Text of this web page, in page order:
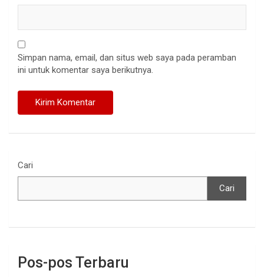
Simpan nama, email, dan situs web saya pada peramban
ini untuk komentar saya berikutnya.
Cari
Cari
Pos-pos Terbaru